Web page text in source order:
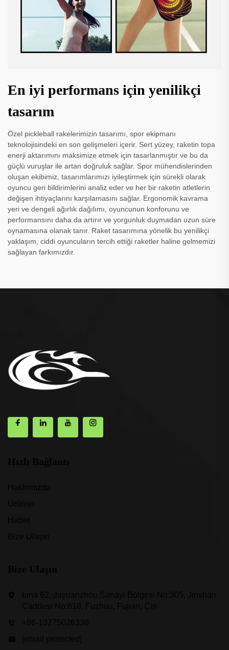
En iyi performans için yenilikçi
tasarım
Özel pickleball rakelerimizin tasarımı, spor ekipmanı
teknolojisindeki en son gelişmeleri içerir. Sert yüzey, raketin topa
enerji aktarımını maksimize etmek için tasarlanmıştır ve bu da
güçlü vuruşlar ile artan doğruluk sağlar. Spor mühendislerinden
oluşan ekibimiz, tasarımlarımızı iyileştirmek için sürekli olarak
oyuncu geri bildirimlerini analiz eder ve her bir raketin atletlerin
değişen ihtiyaçlarını karşılamasını sağlar. Ergonomik kavrama
yeri ve dengeli ağırlık dağılımı, oyuncunun konforunu ve
performansını daha da artırır ve yorgunluk duymadan uzun süre
oynamasına olanak tanır. Raket tasarımına yönelik bu yenilikçi
yaklaşım, ciddi oyuncuların tercih ettiği raketler haline gelmemizi
sağlayan farkımızdır.